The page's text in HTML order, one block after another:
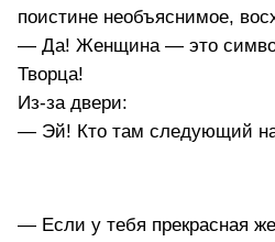
поистине необъяснимое,
— Да! Женщина — это символ
Творца!
Из-за двери:
— Эй! Кто там следующий на
— Если у тебя прекрасная